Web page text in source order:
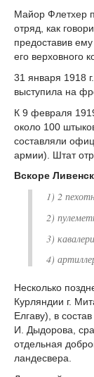
Майор Флетхер
отряд, как
предоставив
его верховного
31 января 1918
выступила на
К 9 февраля
около 100
составляли
армии). Штат
Вскоре
1) 2
2)
3)
4)
Несколько
Курляндии г.
Елгаву), в
И. Дыдорова,
отдельная
ландесвера.